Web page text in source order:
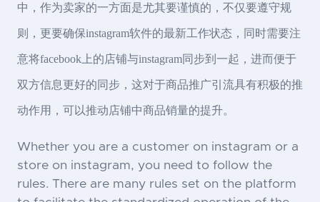
中，作为卖家的一方面是尤其要谨慎的，不仅要遵守规
则，更要确保instagram软件的最新工作状态，同时需要注
意将facebook上的店铺与instagram同步到一起，进而便于
双方信息更好的同步，这对于商品推广引流具有积极的推
动作用，可以推动店铺中商品销量的提升。
Whether you are a customer on instagram or a
store on instagram, you need to follow the
rules. There are many rules set on the platform